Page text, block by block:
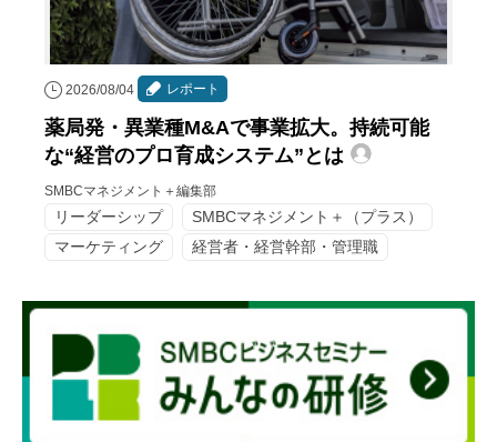
2026/08/04 レポート
薬局発・異業種M&Aで事業拡大。持続可能
な“経営のプロ育成システム”とは
SMBCマネジメント＋編集部
リーダーシップ
SMBCマネジメント＋（プラス）
マーケティング
経営者・経営幹部・管理職